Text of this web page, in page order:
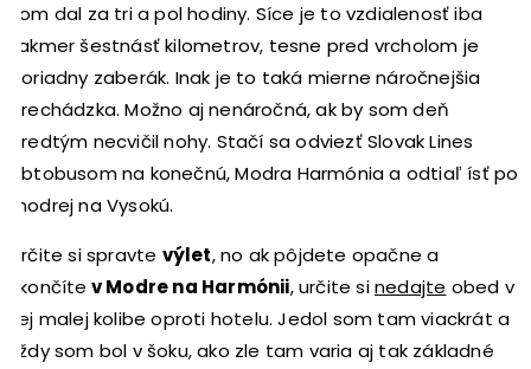
som dal za tri a pol hodiny. Síce je to vzdialenosť iba
takmer šestnásť kilometrov, tesne pred vrcholom je
poriadny zaberák. Inak je to taká mierne náročnejšia
prechádzka. Možno aj nenáročná, ak by som deň
predtým necvičil nohy. Stačí sa odviezť Slovak Lines
abtobusom na konečnú, Modra Harmónia a odtiaľ ísť po
modrej na Vysokú.
Určite si spravte výlet, no ak pôjdete opačne a
skončíte v Modre na Harmónii, určite sinedajte obed v
tej malej kolibe oproti hotelu. Jedol som tam viackrát a
vždy som bol v šoku, ako zle tam varia aj tak základné